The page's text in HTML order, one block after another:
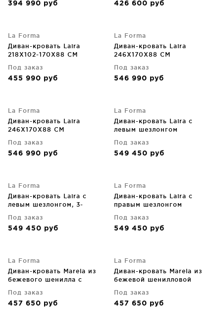
394 990 руб 426 600 руб
La Forma
Диван-кровать Laira
218X102-170X88 CM
Под заказ
455 990 руб
La Forma
Диван-кровать Laira
246X170X88 CM
Под заказ
546 990 руб
La Forma
Диван-кровать Laira
246X170X88 CM
Под заказ
546 990 руб
La Forma
Диван-кровать Laira с
левым шезлонгом
Под заказ
549 450 руб
La Forma
Диван-кровать Laira с
левым шезлонгом, 3-
246 CM
Под заказ
549 450 руб
La Forma
Диван-кровать Laira с
правым шезлонгом
Под заказ
549 450 руб
La Forma
Диван-кровать Marela из
бежевого шенилла с
Под заказ
457 650 руб
La Forma
Диван-кровать Marela из
бежевой шенилловой
Под заказ
457 650 руб